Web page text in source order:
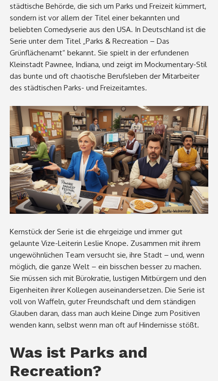
städtische Behörde, die sich um Parks und Freizeit kümmert,
sondern ist vor allem der Titel einer bekannten und
beliebten Comedyserie aus den USA. In Deutschland ist die
Serie unter dem Titel „Parks & Recreation – Das
Grünflächenamt“ bekannt. Sie spielt in der erfundenen
Kleinstadt Pawnee, Indiana, und zeigt im Mockumentary-Stil
das bunte und oft chaotische Berufsleben der Mitarbeiter
des städtischen Parks- und Freizeitamtes.
Kernstück der Serie ist die ehrgeizige und immer gut
gelaunte Vize-Leiterin Leslie Knope. Zusammen mit ihrem
ungewöhnlichen Team versucht sie, ihre Stadt – und, wenn
möglich, die ganze Welt – ein bisschen besser zu machen.
Sie müssen sich mit Bürokratie, lustigen Mitbürgern und den
Eigenheiten ihrer Kollegen auseinandersetzen. Die Serie ist
voll von Waffeln, guter Freundschaft und dem ständigen
Glauben daran, dass man auch kleine Dinge zum Positiven
wenden kann, selbst wenn man oft auf Hindernisse stößt.
Was ist Parks and
Recreation?